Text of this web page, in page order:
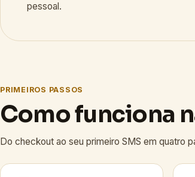
pessoal.
PRIMEIROS PASSOS
Como funciona
Do checkout ao seu primeiro SMS em quatro